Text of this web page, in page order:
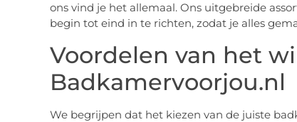
ons vind je het allemaal. Ons uitgebreide
begin tot eind in te richten, zodat je alles
Voordelen van het
Badkamervoorjou.nl
We begrijpen dat het kiezen van de juiste